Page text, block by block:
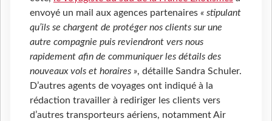
envoyé un mail aux agences partenaires « stipulant
qu’ils se chargent de protéger nos clients sur une
autre compagnie puis reviendront vers nous
rapidement afin de communiquer les détails des
nouveaux vols et horaires », détaille Sandra Schuler.
D’autres agents de voyages ont indiqué à la
rédaction travailler à rediriger les clients vers
d’autres transporteurs aériens, notamment Air